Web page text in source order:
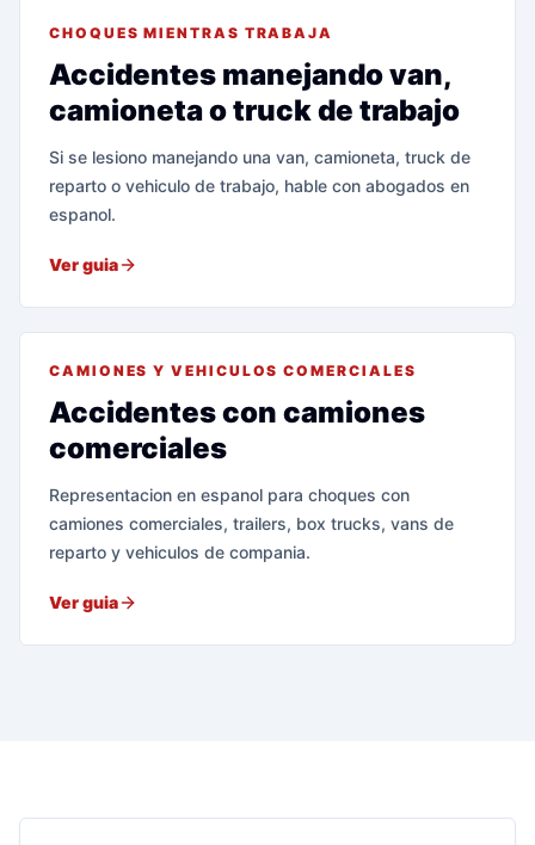
CHOQUES MIENTRAS TRABAJA
Accidentes manejando van,
camioneta o truck de trabajo
Si se lesiono manejando una van, camioneta, truck de
reparto o vehiculo de trabajo, hable con abogados en
espanol.
Ver guia
CAMIONES Y VEHICULOS COMERCIALES
Accidentes con camiones
comerciales
Representacion en espanol para choques con
camiones comerciales, trailers, box trucks, vans de
reparto y vehiculos de compania.
Ver guia